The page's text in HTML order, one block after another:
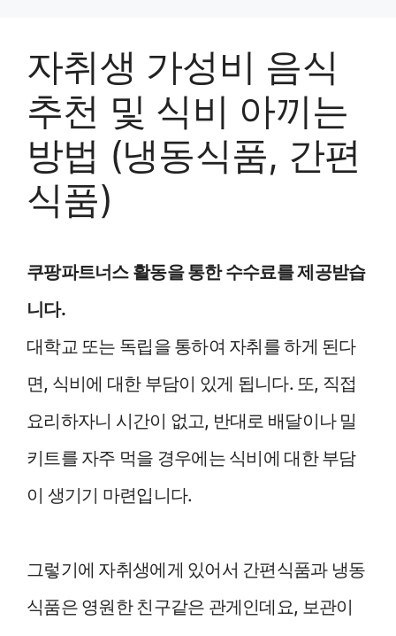
content자취생 가성비 음식
추천 및 식비 아끼는
방법 (냉동식품, 간편
식품)
쿠팡파트너스 활동을 통한 수수료를 제공받습
니다.
대학교 또는 독립을 통하여 자취를 하게 된다
면, 식비에 대한 부담이 있게 됩니다. 또, 직접
요리하자니 시간이 없고, 반대로 배달이나 밀
키트를 자주 먹을 경우에는 식비에 대한 부담
이 생기기 마련입니다.
그렇기에 자취생에게 있어서 간편식품과 냉동
식품은 영원한 친구같은 관게인데요, 보관이